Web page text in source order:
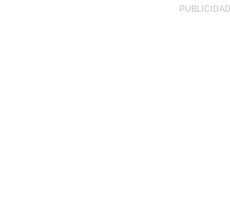
PUBLICIDAD